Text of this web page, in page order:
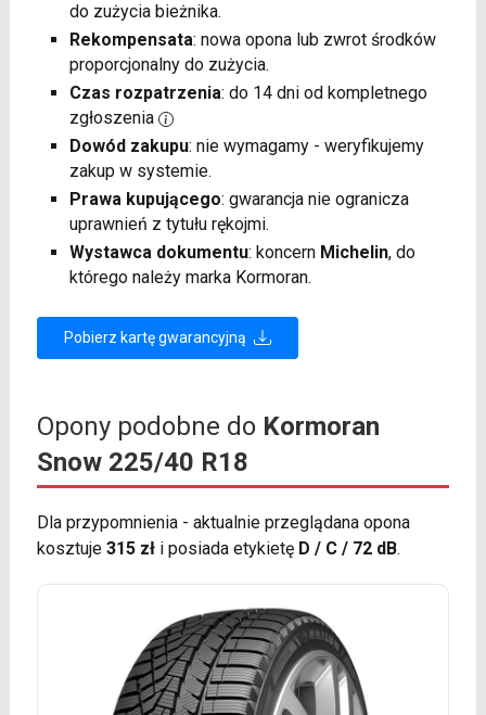
do zużycia bieżnika.
Rekompensata: nowa opona lub zwrot środków
proporcjonalny do zużycia.
Czas rozpatrzenia: do 14 dni od kompletnego
zgłoszenia
Dowód zakupu: nie wymagamy - weryfikujemy
zakup w systemie.
Prawa kupującego: gwarancja nie ogranicza
uprawnień z tytułu rękojmi.
Wystawca dokumentu: koncern Michelin, do
którego należy marka Kormoran.
Pobierz kartę gwarancyjną
Opony podobne do Kormoran
Snow 225/40 R18
Dla przypomnienia - aktualnie przeglądana opona
kosztuje 315 złi posiada etykietę D / C / 72 dB.